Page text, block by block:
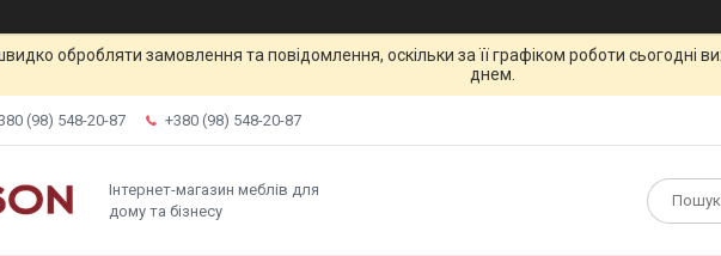
обробляти замовлення та повідомлення, оскільки за її графіком роботи
днем.
(98) 548-20-87 +380 (98) 548-20-87
Інтернет-магазин меблів для
дому та бізнесу